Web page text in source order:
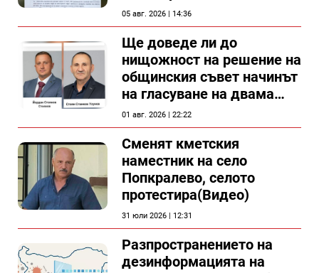
спирка, показват
документи
05 авг. 2026 | 14:36
Ще доведе ли до
нищожност на решение на
общинския съвет начинът
на гласуване на двама
съветници в Силистра?
01 авг. 2026 | 22:22
Сменят кметския
наместник на село
Попкралево, селото
протестира(Видео)
31 юли 2026 | 12:31
Разпространението на
дезинформацията на